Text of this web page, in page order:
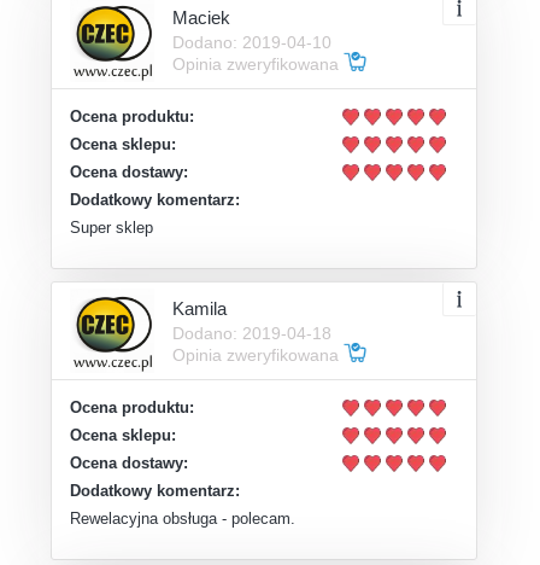
Maciek
Dodano: 2019-04-10
Opinia zweryfikowana
Ocena produktu:
Ocena sklepu:
Ocena dostawy:
Dodatkowy komentarz:
Super sklep
Kamila
Dodano: 2019-04-18
Opinia zweryfikowana
Ocena produktu:
Ocena sklepu:
Ocena dostawy:
Dodatkowy komentarz:
Rewelacyjna obsługa - polecam.